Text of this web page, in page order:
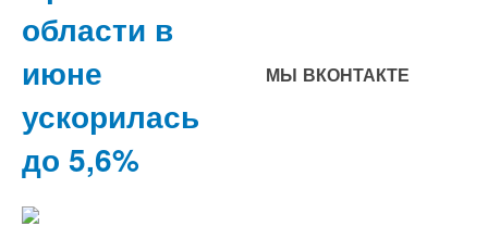
области в
июне
ускорилась
до 5,6%
МЫ ВКОНТАКТЕ